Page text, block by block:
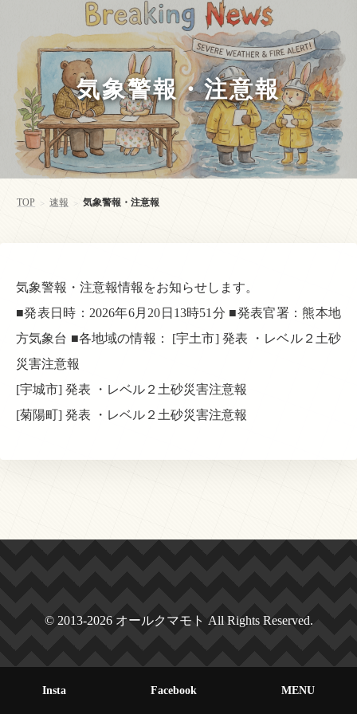
気象警報・注意報
TOP > 速報 > 気象警報・注意報
気象警報・注意報情報をお知らせします。
■発表日時：2026年6月20日13時51分 ■発表官署：熊本地
方気象台 ■各地域の情報： [宇土市] 発表 ・レベル２土砂
災害注意報
[宇城市] 発表 ・レベル２土砂災害注意報
[菊陽町] 発表 ・レベル２土砂災害注意報
© 2013-2026 オールクマモト All Rights Reserved.
Insta Facebook MENU